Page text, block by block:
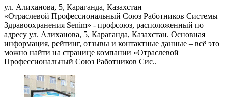
ул. Алиханова, 5, Караганда, Казахстан
«Отраслевой Профессиональный Союз Работников Системы
Здравоохранения Senim» - профсоюз, расположенный по
адресу ул. Алиханова, 5, Караганда, Казахстан. Основная
информация, рейтинг, отзывы и контактные данные – всё это
можно найти на странице компании «Отраслевой
Профессиональный Союз Работников Сис..